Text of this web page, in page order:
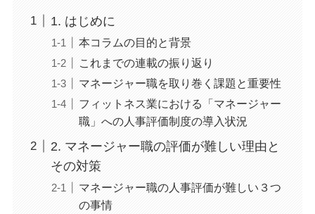
1. はじめに
本コラムの目的と背景
これまでの連載の振り返り
マネージャー職を取り巻く課題と重要性
フィットネス業における「マネージャー
職」への人事評価制度の導入状況
2. マネージャー職の評価が難しい理由と
その対策
マネージャー職の人事評価が難しい３つ
の事情